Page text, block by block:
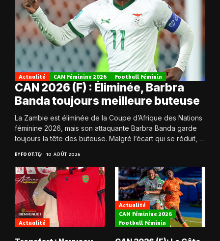
Actualité CAN Féminine 2026 Football Féminin
CAN 2026 (F) : Éliminée, Barbra
Banda toujours meilleure buteuse
La Zambie est éliminée de la Coupe d’Afrique des Nations
féminine 2026, mais son attaquante Barbra Banda garde
toujours la tête des buteuse. Malgré l’écart qui se réduit, la
BYFOOT.TG 10 AOÛT 2026
Actualité
Actualité
CAN Féminine 2026
Football Féminin